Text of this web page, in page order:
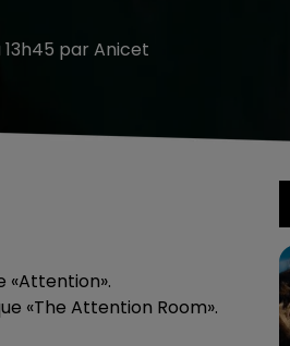
13h45 par Anicet
«Attention».
«The Attention Room».